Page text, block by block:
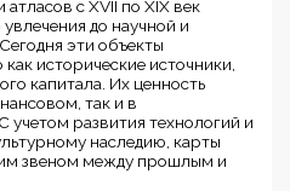
с XVII по XIX век
до научной и
эти объекты
исторические источники,
капитала. Их ценность
так и в
учетом развития технологий и
наследию, карты
звеном между прошлым и